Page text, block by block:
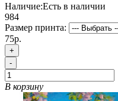
Наличие:Есть в наличии
984
Размер принта:
75р.
+
-
В корзину